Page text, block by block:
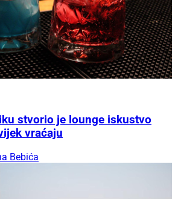
stvorio je lounge iskustvo
vraćaju
Bebića